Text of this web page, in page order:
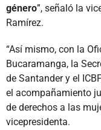
género”, señaló la
Ramírez.
“Así mismo, con la
Bucaramanga, la
de Santander y el
el acompañamiento
de derechos a las
vicepresidenta.